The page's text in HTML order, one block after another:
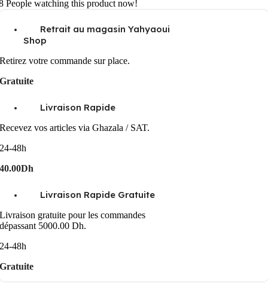
People watching this product now!
Retrait au magasin Yahyaoui
Shop
Retirez votre commande sur place.
Gratuite
Livraison Rapide
Recevez vos articles via Ghazala / SAT.
24-48h
40.00Dh
Livraison Rapide Gratuite
Livraison gratuite pour les commandes
dépassant 5000.00 Dh.
24-48h
Gratuite